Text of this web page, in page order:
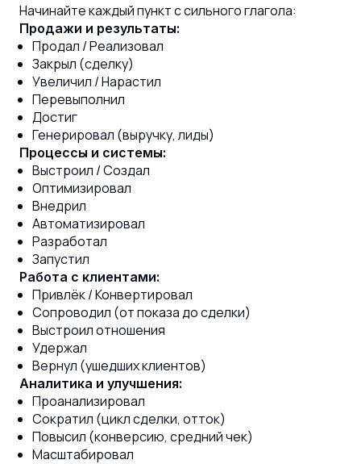
Начинайте каждый пункт с сильного глагола:
Продажи и результаты:
Продал / Реализовал
Закрыл (сделку)
Увеличил / Нарастил
Перевыполнил
Достиг
Генерировал (выручку, лиды)
Процессы и системы:
Выстроил / Создал
Оптимизировал
Внедрил
Автоматизировал
Разработал
Запустил
Работа с клиентами:
Привлёк / Конвертировал
Сопроводил (от показа до сделки)
Выстроил отношения
Удержал
Вернул (ушедших клиентов)
Аналитика и улучшения:
Проанализировал
Сократил (цикл сделки, отток)
Повысил (конверсию, средний чек)
Масштабировал